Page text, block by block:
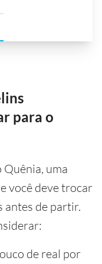
para o
uma
você deve trocar
antes de partir.
de real por